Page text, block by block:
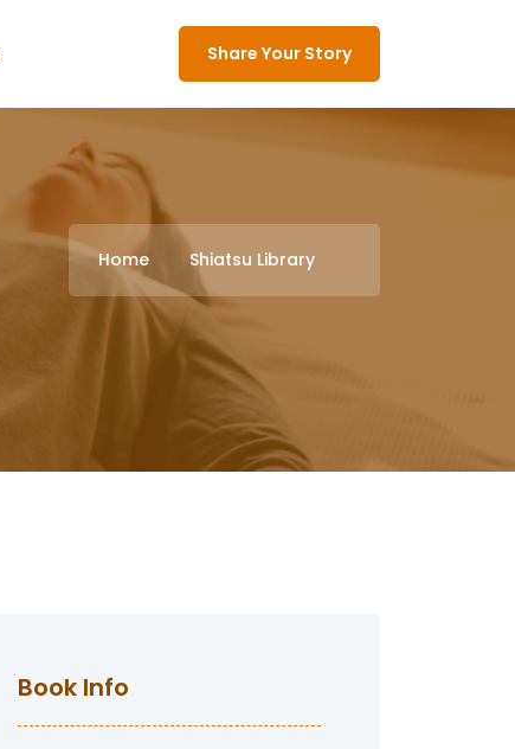
Share Your Story
Home Shiatsu Library
Book Info